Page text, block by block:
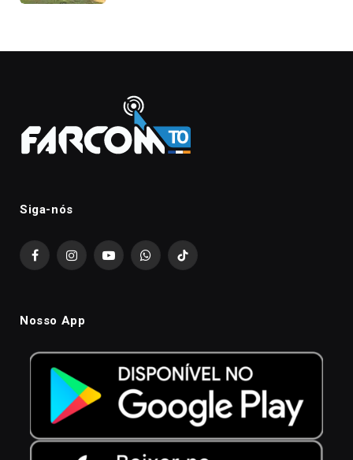
Siga-nós
FacebookInstagramYouTubeWhatsAppTikTok
Nosso App